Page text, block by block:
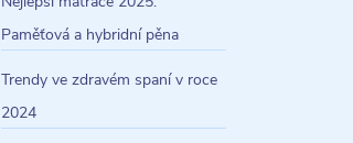
Paměťová a hybridní pěna
Trendy ve zdravém spaní v roce
2024